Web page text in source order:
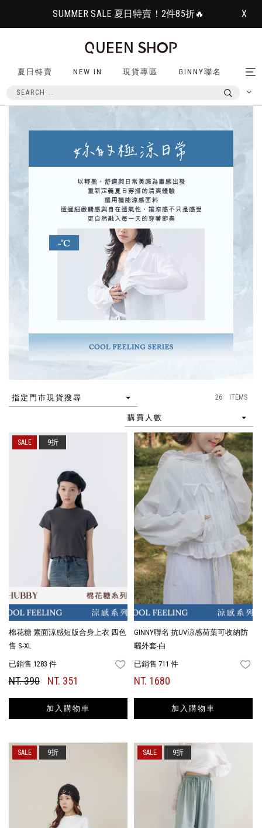
SUMMER SALE 夏日特賣！2件85折🔥 X
夏日特賣 NEW IN 現貨專區 GINNY聯名
指定門市現貨搜尋 26 ITEMS
購買人數
棉花糖 素面涼感短版合身上衣 四色
售 S-XL
已銷售 1283 件 FAVORITES
NT. 390 NT. 351
加入購物車
9折
GINNY聯名 抗UV涼感荷葉可收納防
曬外套-白
已銷售 711 件
NT. 1680
加入購物車
9折 9折